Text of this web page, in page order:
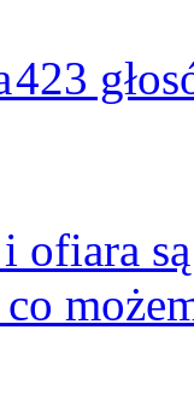
423